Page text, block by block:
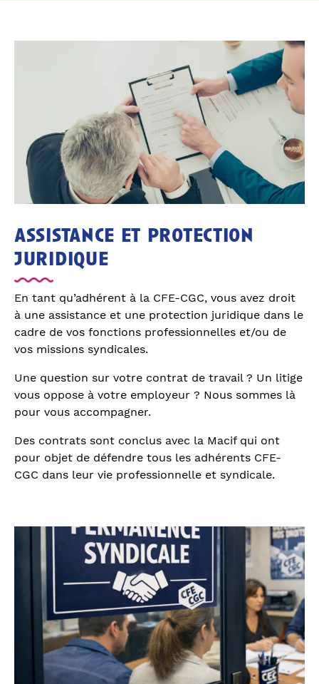
assistance et protection
juridique
En tant qu’adhérent à la CFE-CGC, vous avez droit
à une assistance et une protection juridique dans le
cadre de vos fonctions professionnelles et/ou de
vos missions syndicales.
Une question sur votre contrat de travail ? Un litige
vous oppose à votre employeur ? Nous sommes là
pour vous accompagner.
Des contrats sont conclus avec la Macif qui ont
pour objet de défendre tous les adhérents CFE-
CGC dans leur vie professionnelle et syndicale.